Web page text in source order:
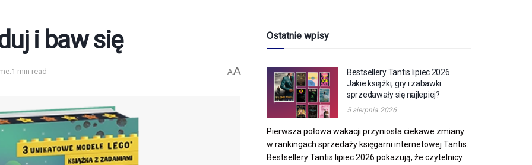
i baw się
min read AA
Ostatnie wpisy
Bestsellery Tantis lipiec 2026.
Jakie książki, gry i zabawki
sprzedawały się najlepiej?
5 sierpnia 2026
Pierwsza połowa wakacji przyniosła ciekawe zmiany
w rankingach sprzedaży księgarni internetowej Tantis.
Bestsellery Tantis lipiec 2026 pokazują, że czytelnicy